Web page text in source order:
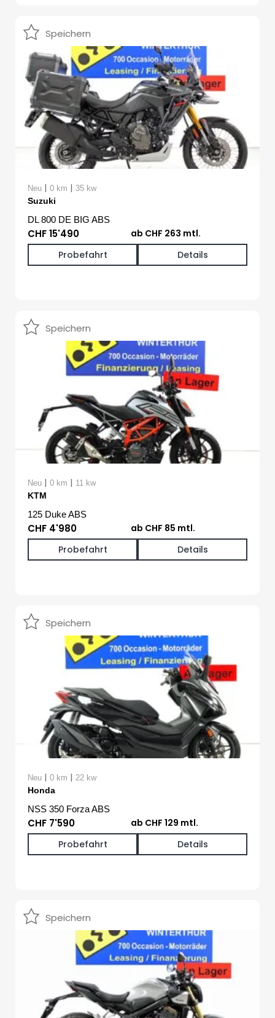
Speichern
Neu | 0 km | 35 kw
Suzuki
DL 800 DE BIG ABS
CHF 15'490
ab CHF 263 mtl.
Probefahrt
Details
Speichern
Neu | 0 km | 11 kw
KTM
125 Duke ABS
CHF 4'980
ab CHF 85 mtl.
Probefahrt
Details
Speichern
Neu | 0 km | 22 kw
Honda
NSS 350 Forza ABS
CHF 7'590
ab CHF 129 mtl.
Probefahrt
Details
Speichern